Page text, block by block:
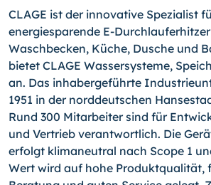
CLAGE ist der innovative Spezialist
energiesparende E-
Waschbecken, Küche, Dusche und
bietet CLAGE Wassersysteme,
an. Das inhabergeführte
1951 in der norddeutschen
Rund 300 Mitarbeiter sind für
und Vertrieb verantwortlich. Die
erfolgt klimaneutral nach Scope 1
Wert wird auf hohe Produktqualität,